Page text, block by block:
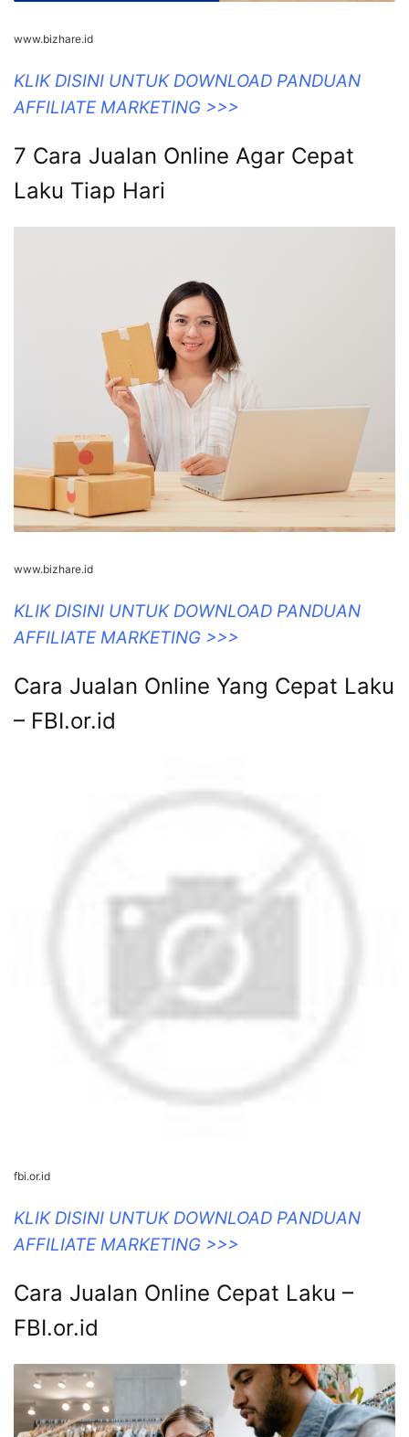
www.bizhare.id
KLIK DISINI UNTUK DOWNLOAD PANDUAN
AFFILIATE MARKETING >>>
7 Cara Jualan Online Agar Cepat
Laku Tiap Hari
www.bizhare.id
KLIK DISINI UNTUK DOWNLOAD PANDUAN
AFFILIATE MARKETING >>>
Cara Jualan Online Yang Cepat Laku
– FBI.or.id
fbi.or.id
KLIK DISINI UNTUK DOWNLOAD PANDUAN
AFFILIATE MARKETING >>>
Cara Jualan Online Cepat Laku –
FBI.or.id